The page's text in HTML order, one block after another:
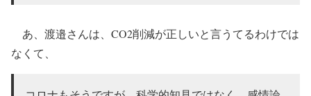
あ、渡邉さんは、CO2削減が正しいと言うてるわけでは
なくて、